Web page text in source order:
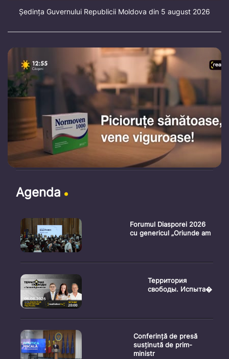
Ședința Guvernului Republicii Moldova din 5 august 2026
Agenda
Forumul Diasporei 2026
cu genericul „Oriunde am
Территория
свободы. Испыта�
Conferință de presă
susținută de prim-
ministr